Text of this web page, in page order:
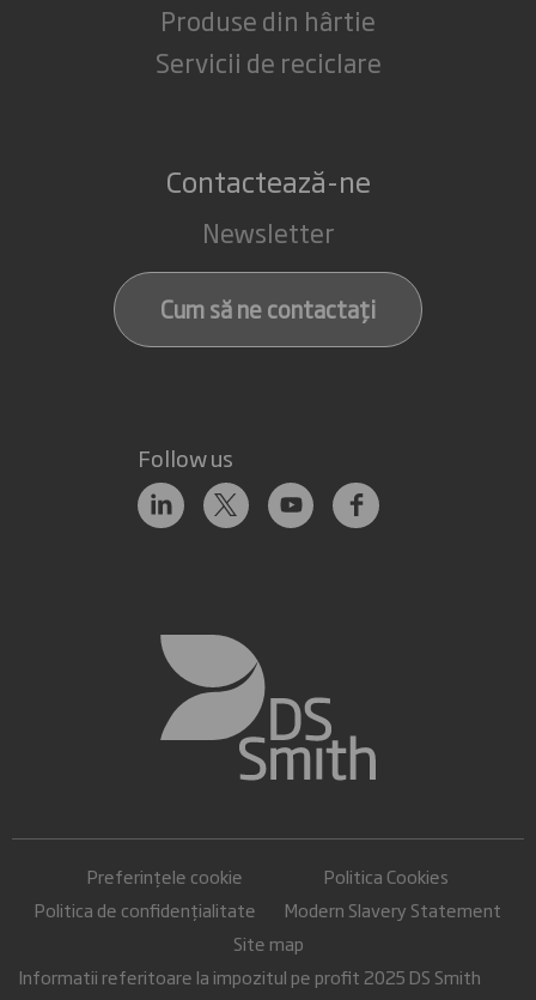
Produse din hârtie
Servicii de reciclare
Contactează-ne
Newsletter
Cum să ne contactați
Follow us
Preferințele cookie
Politica Cookies
Politica de confidențialitate
Modern Slavery Statement
Site map
Informatii referitoare la impozitul pe profit 2025 DS Smith